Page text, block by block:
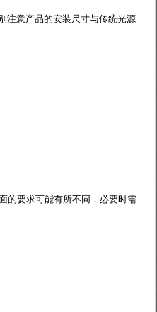
注意产品的安装尺寸与传统光源
的要求可能有所不同，必要时需